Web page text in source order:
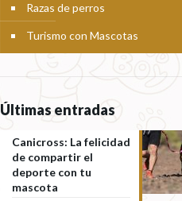
Razas de perros
Turismo con Mascotas
Últimas entradas
Canicross: La felicidad
de compartir el
deporte con tu
mascota